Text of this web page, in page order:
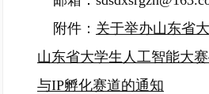
附件： 关于举办山东省
山东省大学生人工智能大
与IP孵化赛道的通知